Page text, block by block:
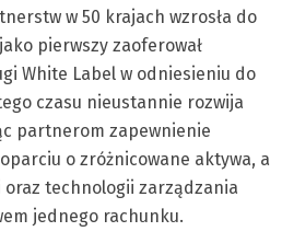
w 50 krajach wzrosła do
pierwszy zaoferował
White Label w odniesieniu do
czasu nieustannie rozwija
partnerom zapewnienie
o zróżnicowane aktywa, a
oraz technologii zarządzania
jednego rachunku.